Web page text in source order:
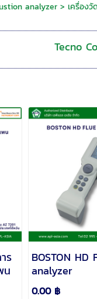
analyzer> เครื่องวั
Tecno
ร
น
BOSTON HD
analyzer
0.00 ฿